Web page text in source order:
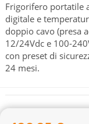
Frigorifero portatile
digitale e
doppio cavo (presa
12/24Vdc e 100-
con preset di
24 mesi.